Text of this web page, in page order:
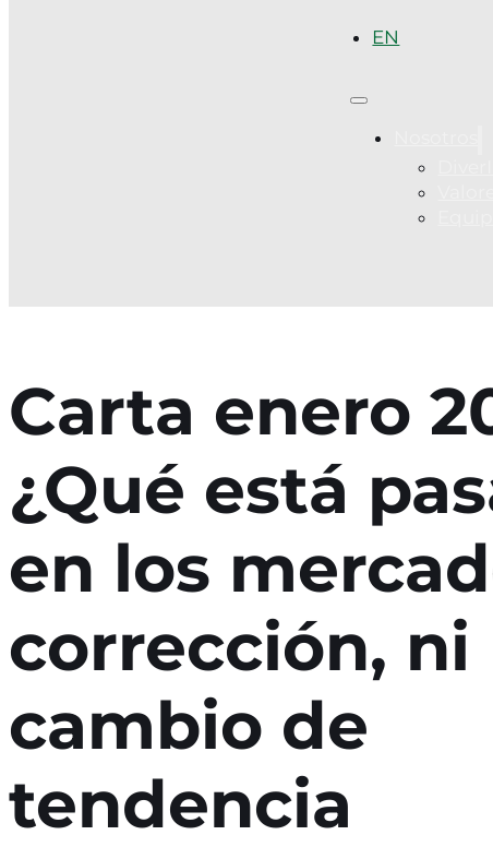
EN
Carta enero
¿Qué está
en los
corrección, ni
cambio de
tendencia